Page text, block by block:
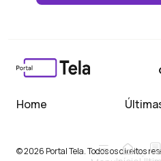
Home
© 2026 Portal Tela. Todos os direitos